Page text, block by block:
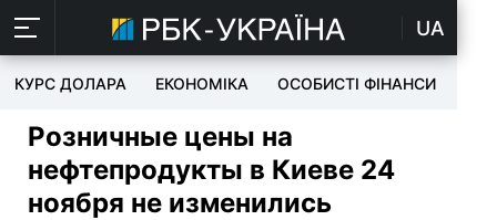
UA
КУРС ДОЛАРА ЕКОНОМІКА ОСОБИСТІ ФІНАНСИ
Розничные цены на
нефтепродукты в Киеве 24
ноября не изменились